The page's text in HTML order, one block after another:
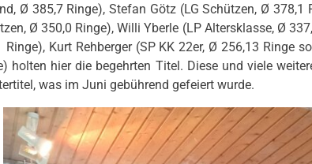
Ø 385,7 Ringe), Stefan Götz (LG Schützen, Ø 378,1
Ø 350,0 Ringe), Willi Yberle (LP Altersklasse, Ø
Ringe), Kurt Rehberger (SP KK 22er, Ø 256,13 Ringe
holten hier die begehrten Titel. Diese und viele
was im Juni gebührend gefeiert wurde.